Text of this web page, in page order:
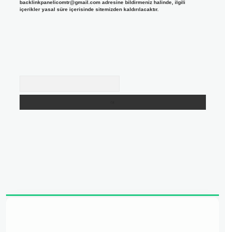
backlinkpanelicomtr@gmail.comadresine bildirmeniz halinde, ilgili
içerikler yasal süre içerisinde sitemizden kaldırılacaktır.